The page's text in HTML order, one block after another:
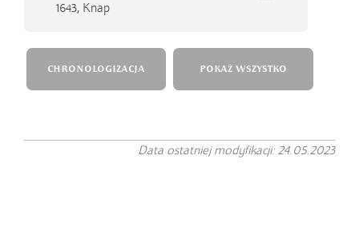
1643, Knap
CHRONOLOGIZACJA POKAŻ WSZYSTKO
Data ostatniej modyfikacji: 24.05.2023